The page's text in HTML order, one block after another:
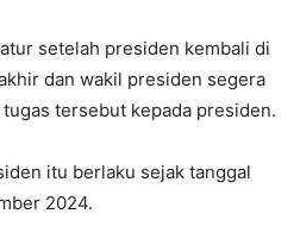
setelah presiden kembali di
dan wakil presiden segera
tersebut kepada presiden.
itu berlaku sejak tanggal
2024.